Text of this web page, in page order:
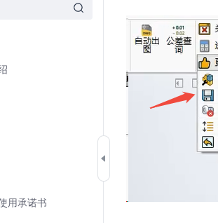
用承诺书